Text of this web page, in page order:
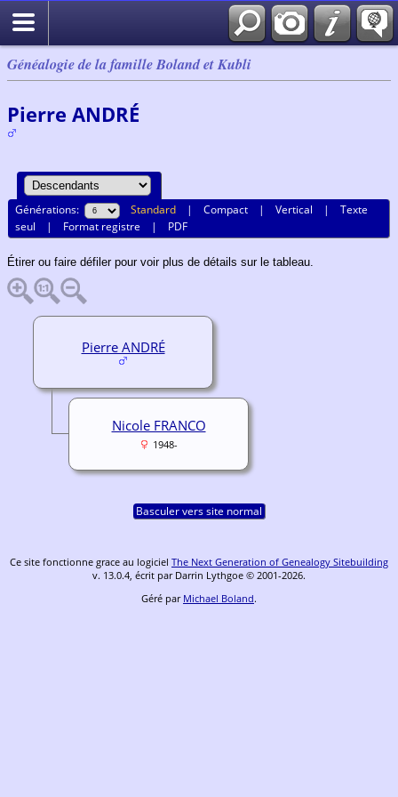
Généalogie de la famille Boland et Kubli
Pierre ANDRÉ
Générations: Standard |Compact |Vertical |Texte
seul | Format registre | PDF
Étirer ou faire défiler pour voir plus de détails sur le tableau.
Pierre ANDRÉ
Nicole FRANCO
1948-
Basculer vers site normal
Ce site fonctionne grace au logiciel The Next Generation of Genealogy Sitebuilding
v. 13.0.4, écrit par Darrin Lythgoe © 2001-2026.
Géré par Michael Boland.